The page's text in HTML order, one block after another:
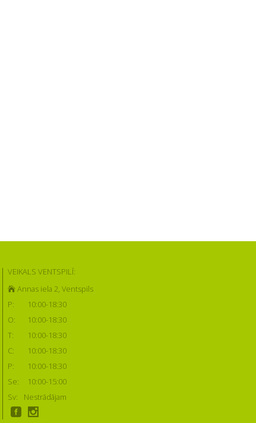
VEIKALS VENTSPILĪ:
Annas iela 2, Ventspils
P:
10:00-18:30
O:
10:00-18:30
T:
10:00-18:30
C:
10:00-18:30
P:
10:00-18:30
Se:
10:00-15:00
Sv:
Nestrādājam